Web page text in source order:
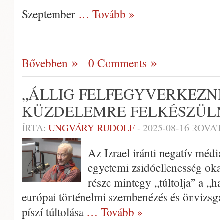
Szeptember … Tovább »
Bővebben 0 Comments
„ÁLLIG
KÜZDELEMRE
ÍRTA: UNGVÁRY RUDOLF- 2025-08-16
Az Izrael iránti negatív
egyetemi zsidóellenesség
része mintegy „túltolja” a
európai történelmi szembenézés és
píszí túltolása … Tovább »